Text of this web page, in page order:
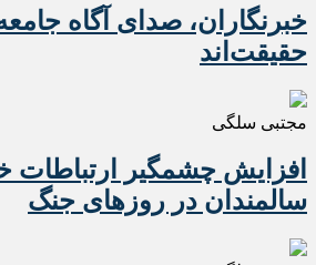
خبرنگاران، صدای آگاه
حقیقت‌اند
مجتبی سلگی
افزایش چشمگیر ارتباطات
سالمندان در روزهای جنگ